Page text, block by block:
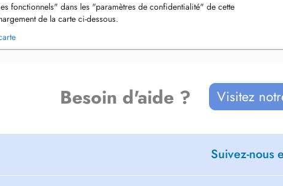
fonctionnels" dans les "paramètres de confidentialité" de cette
de la carte ci-dessous.
Besoin d'aide ? Visitez
Suivez-nous